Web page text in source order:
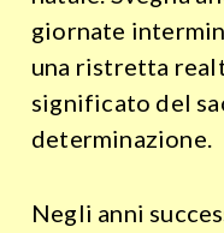
giornate
una ristretta
significato del
determinazione.
Negli anni